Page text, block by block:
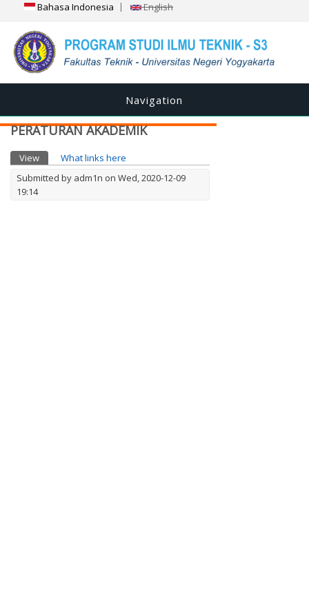
Bahasa Indonesia English
Navigation
PERATURAN AKADEMIK
Primary tabs
View (active tab)
What links here
Submitted by adm1n on Wed, 2020-12-09
19:14